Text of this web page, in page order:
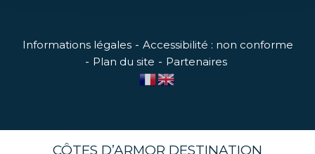
Informations légales
Accessibilité : non conforme
Plan du site
Partenaires
CÔTES D’ARMOR DESTINATION